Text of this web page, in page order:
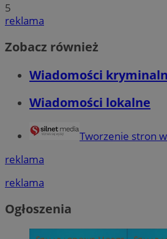
5
reklama
Zobacz również
Wiadomości
Wiadomości lokalne
Tworzenie stron
reklama
reklama
Ogłoszenia